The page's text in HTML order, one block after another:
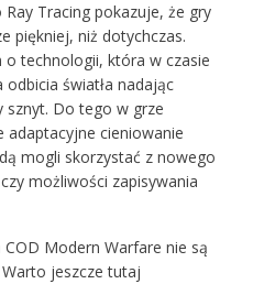
Tracing pokazuje, że gry
piękniej, niż dotychczas.
technologii, która w czasie
światła nadając
Do tego w grze
adaptacyjne cieniowanie
mogli skorzystać z nowego
możliwości zapisywania
Modern Warfare nie są
jeszcze tutaj